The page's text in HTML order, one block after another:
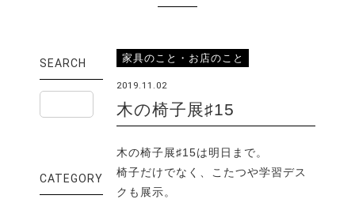
家具のこと・お店のこと
2019.11.02
木の椅子展♯15
木の椅子展♯15は明日まで。
椅子だけでなく、こたつや学習デス
クも展示。
SEARCH
CATEGORY